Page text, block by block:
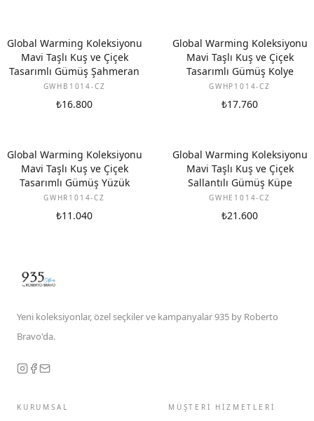
Global Warming Koleksiyonu
Mavi Taşlı Kuş ve Çiçek
Tasarımlı Gümüş Şahmeran
GWHB1014-CZ
₺16.800
Global Warming Koleksiyonu
Mavi Taşlı Kuş ve Çiçek
Tasarımlı Gümüş Kolye
GWHP1014-CZ
₺17.760
Global Warming Koleksiyonu
Mavi Taşlı Kuş ve Çiçek
Tasarımlı Gümüş Yüzük
GWHR1014-CZ
₺11.040
Global Warming Koleksiyonu
Mavi Taşlı Kuş ve Çiçek
Sallantılı Gümüş Küpe
GWHE1014-CZ
₺21.600
Yeni koleksiyonlar, özel seçkiler ve kampanyalar 935 by Roberto
Bravo'da.
KURUMSAL MÜŞTERİ HİZMETLERİ